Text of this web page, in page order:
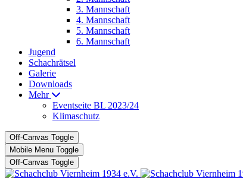
3. Mannschaft
4. Mannschaft
5. Mannschaft
6. Mannschaft
Jugend
Schachrätsel
Galerie
Downloads
Mehr
Eventseite BL 2023/24
Klimaschutz
Off-Canvas Toggle
Mobile Menu Toggle
Off-Canvas Toggle